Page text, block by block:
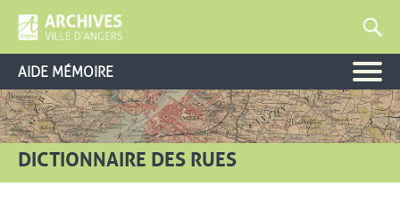
AIDE MÉMOIRE
DICTIONNAIRE DES RUES